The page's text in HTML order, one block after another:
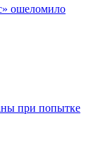
ошеломило
при попытке